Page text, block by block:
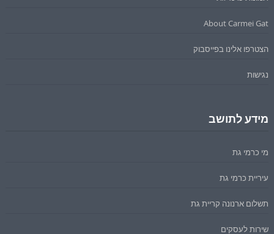
About Carmei Gat
הצטרפו אלינו בפייסבוק
נגישות
מידע לתושב
מי כרמי גת
עיריית כרמי גת
תשלום ארנונה קריית גת
שירות לעסקים